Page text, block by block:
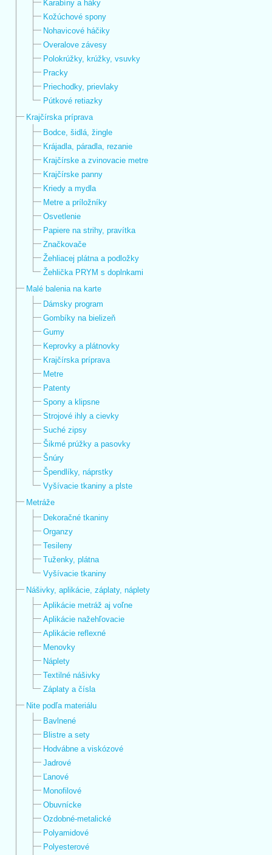
Karabíny a háky
Kožúchové spony
Nohavicové háčiky
Overalove závesy
Polokrúžky, krúžky, vsuvky
Pracky
Priechodky, prievlaky
Pútkové retiazky
Krajčírska príprava
Bodce, šidlá, žingle
Krájadla, páradla, rezanie
Krajčírske a zvinovacie metre
Krajčírske panny
Kriedy a mydla
Metre a príložníky
Osvetlenie
Papiere na strihy, pravítka
Značkovače
Žehliacej plátna a podložky
Žehlička PRYM s doplnkami
Malé balenia na karte
Dámsky program
Gombíky na bielizeň
Gumy
Keprovky a plátnovky
Krajčírska príprava
Metre
Patenty
Spony a klipsne
Strojové ihly a cievky
Suché zipsy
Šikmé prúžky a pasovky
Šnúry
Špendlíky, náprstky
Vyšívacie tkaniny a plste
Metráže
Dekoračné tkaniny
Organzy
Tesileny
Tuženky, plátna
Vyšívacie tkaniny
Nášivky, aplikácie, záplaty, náplety
Aplikácie metráž aj voľne
Aplikácie nažehľovacie
Aplikácie reflexné
Menovky
Náplety
Textilné nášivky
Záplaty a čísla
Nite podľa materiálu
Bavlnené
Blistre a sety
Hodvábne a viskózové
Jadrové
Ľanové
Monofilové
Obuvnícke
Ozdobné-metalické
Polyamidové
Polyesterové